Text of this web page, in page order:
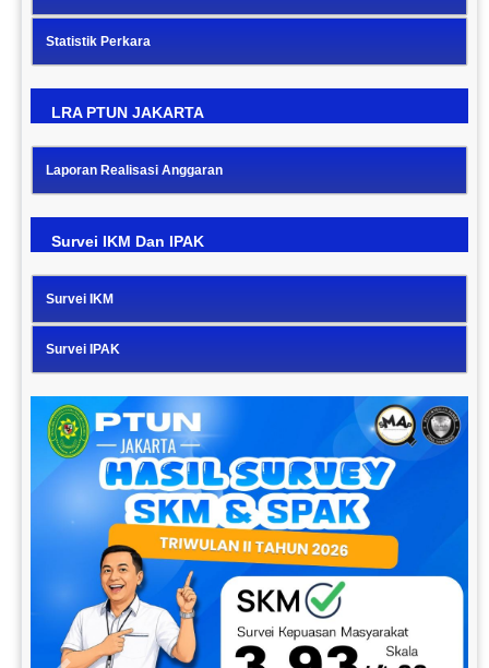
Statistik Perkara
LRA PTUN JAKARTA
Laporan Realisasi Anggaran
Survei IKM Dan IPAK
Survei IKM
Survei IPAK